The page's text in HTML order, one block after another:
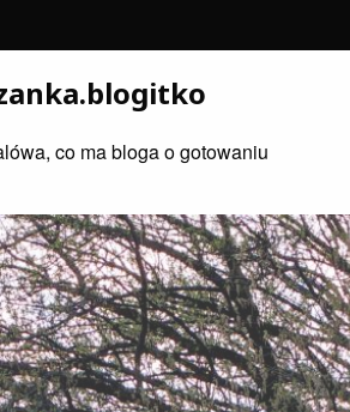
co ma bloga o gotowaniu